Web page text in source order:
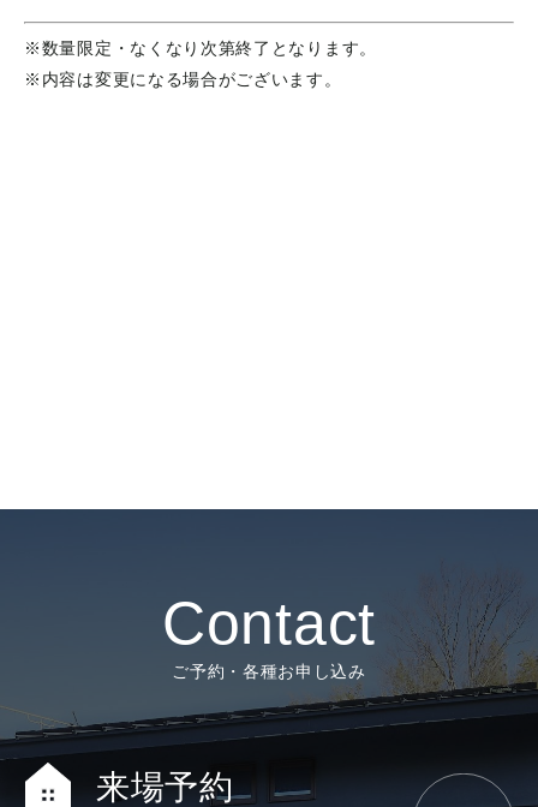
※数量限定・なくなり次第終了となります。
※内容は変更になる場合がございます。
Contact
ご予約・各種お申し込み
来場予約